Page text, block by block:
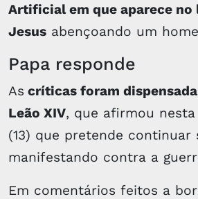
Artificial em que aparece no
Jesus abençoando um
Papa responde
As críticas foram
Leão XIV, que afirmou
(13) que pretende continuar
manifestando contra a
Em comentários feitos a